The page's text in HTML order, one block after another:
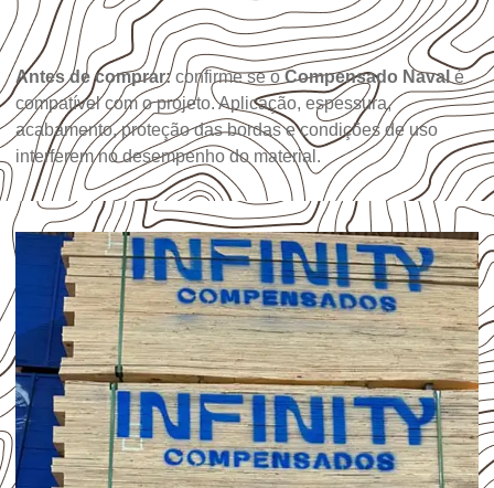
Antes de comprar:confirme se oCompensado Navalé
compatível com o projeto. Aplicação, espessura,
acabamento, proteção das bordas e condições de uso
interferem no desempenho do material.